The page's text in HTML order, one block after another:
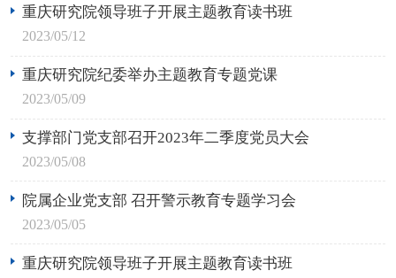
重庆研究院领导班子开展主题教育读书班
2023/05/12
重庆研究院纪委举办主题教育专题党课
2023/05/09
支撑部门党支部召开2023年二季度党员大会
2023/05/08
院属企业党支部 召开警示教育专题学习会
2023/05/05
重庆研究院领导班子开展主题教育读书班